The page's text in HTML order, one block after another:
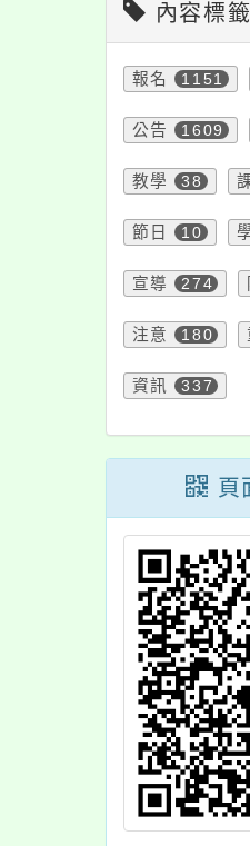
內容標籤
報名 1151
公告 1609
教學 38
節日 10
宣導 274
注意 180
資訊 337
頁
公立學校教職
儲金監理會設
」，業經教育
有
機
員